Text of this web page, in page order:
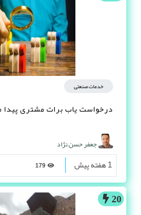
خدمات صنعتی
درخواست یاب برات مشتری پیدا
جعفر حسن نژاد
1 هفته پیش
20